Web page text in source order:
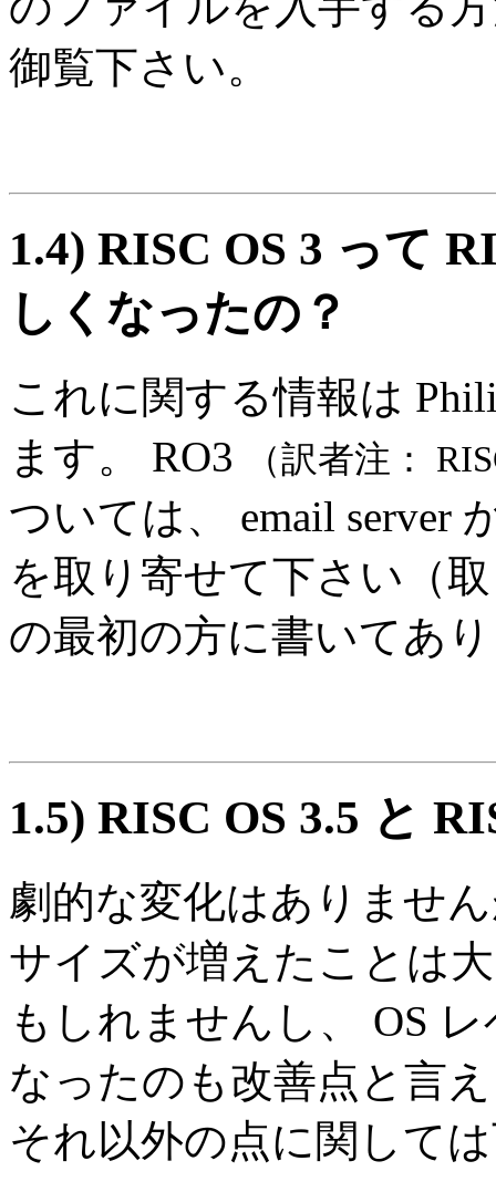
御覧下さい。
1.4) RISC OS 3 って
しくなったの？
これに関する情報は
ます。 RO3
（訳者注：
ついては、 email server
を取り寄せて下さい（
の最初の方に書いてあ
1.5) RISC OS 3.5 と
劇的な変化はありませ
サイズが増えたことは
もしれませんし、 OS
なったのも改善点と言
それ以外の点に関して